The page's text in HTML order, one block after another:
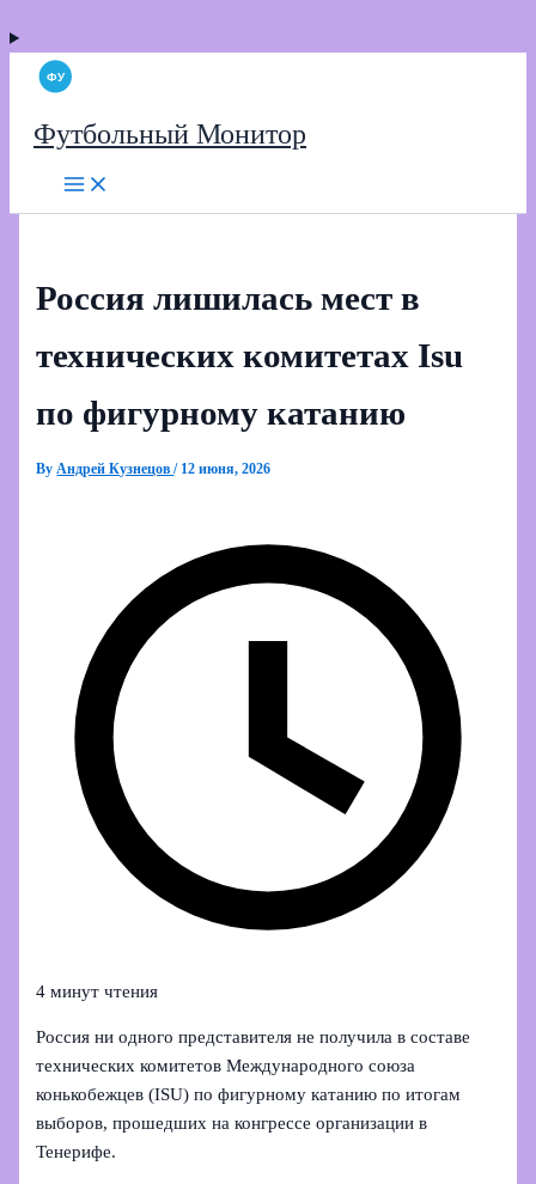
Футбольный Монитор
Россия лишилась мест в
технических комитетах Isu
по фигурному катанию
ByАндрей Кузнецов/ 12 июня, 2026
4 минут чтения
Россия ни одного представителя не получила в составе
технических комитетов Международного союза
конькобежцев (ISU) по фигурному катанию по итогам
выборов, прошедших на конгрессе организации в
Тенерифе.